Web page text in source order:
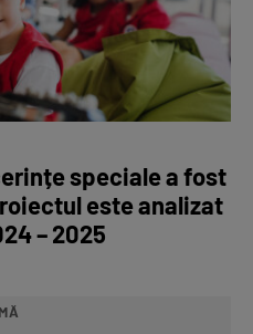
speciale a fost
este analizat
– 2025